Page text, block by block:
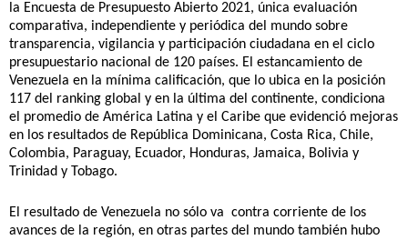
la Encuesta de Presupuesto Abierto 2021, única evaluación
comparativa, independiente y periódica del mundo sobre
transparencia, vigilancia y participación ciudadana en el ciclo
presupuestario nacional de 120 países. El estancamiento de
Venezuela en la mínima calificación, que lo ubica en la posición
117 del ranking global y en la última del continente, condiciona
el promedio de América Latina y el Caribe que evidenció mejoras
en los resultados de República Dominicana, Costa Rica, Chile,
Colombia, Paraguay, Ecuador, Honduras, Jamaica, Bolivia y
Trinidad y Tobago.
El resultado de Venezuela no sólo va  contra corriente de los
avances de la región, en otras partes del mundo también hubo